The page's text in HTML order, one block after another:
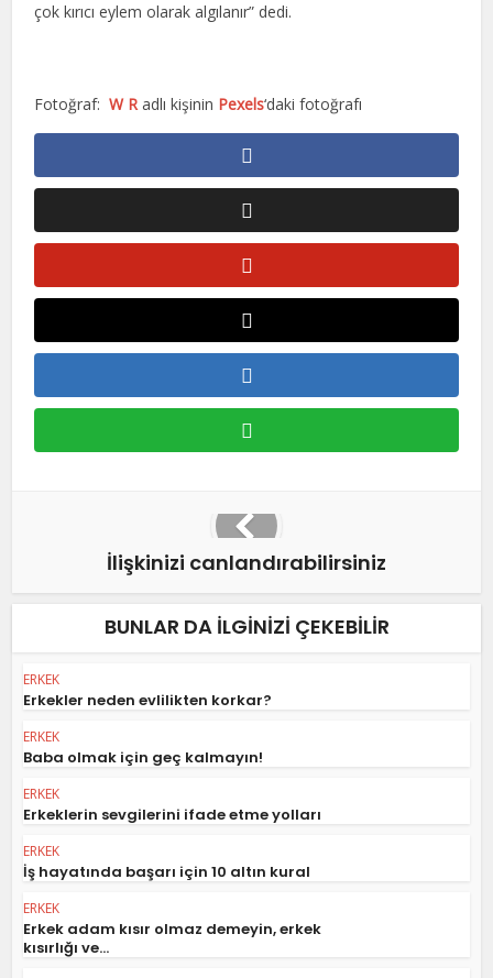
çok kırıcı eylem olarak algılanır” dedi.
Fotoğraf:W Radlı kişinin Pexels‘daki fotoğrafı
İlişkinizi canlandırabilirsiniz
BUNLAR DA ILGINIZI ÇEKEBILIR
ERKEK
Erkekler neden evlilikten korkar?
ERKEK
Baba olmak için geç kalmayın!
ERKEK
Erkeklerin sevgilerini ifade etme yolları
ERKEK
İş hayatında başarı için 10 altın kural
ERKEK
Erkek adam kısır olmaz demeyin, erkek
kısırlığı ve...